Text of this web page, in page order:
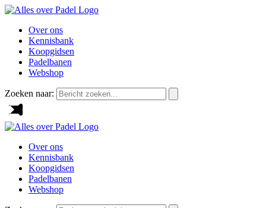
Over ons
Kennisbank
Koopgidsen
Padelbanen
Webshop
Zoeken naar:
Over ons
Kennisbank
Koopgidsen
Padelbanen
Webshop